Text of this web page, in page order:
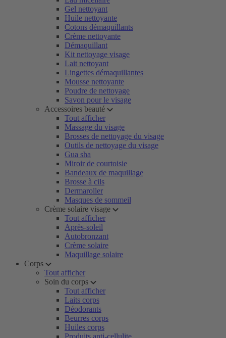
Gel nettoyant
Huile nettoyante
Cotons démaquillants
Crème nettoyante
Démaquillant
Kit nettoyage visage
Lait nettoyant
Lingettes démaquillantes
Mousse nettoyante
Poudre de nettoyage
Savon pour le visage
Accessoires beauté
Tout afficher
Massage du visage
Brosses de nettoyage du visage
Outils de nettoyage du visage
Gua sha
Miroir de courtoisie
Bandeaux de maquillage
Brosse à cils
Dermaroller
Masques de sommeil
Crème solaire visage
Tout afficher
Après-soleil
Autobronzant
Crème solaire
Maquillage solaire
Corps
Tout afficher
Soin du corps
Tout afficher
Laits corps
Déodorants
Beurres corps
Huiles corps
Produits anti-cellulite